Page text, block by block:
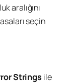
aralığını
seçin
Strings ile